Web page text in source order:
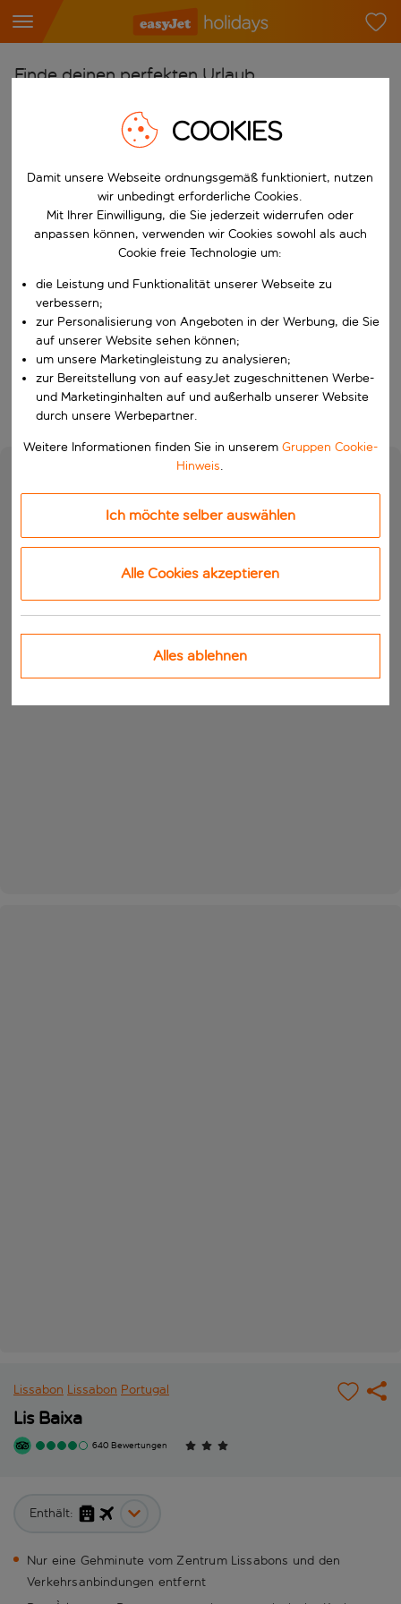
Finde deinen perfekten Urlaub
Beginne mit der Eingabe für die automatische
Flughafen wählen
Beginne mit der Eingabe für die automatische
Reiseziel wählen
Nach
Wähle ein Ab- und Rückflugdatum aus.
Reisezeitraum wählen
Wann
Wer
Suchen
Lissabon Lissabon Portugal
Lis Baixa
640 Bewertungen
Enthält:
Nur eine Gehminute vom Zentrum Lissabons und den
Verkehrsanbindungen entfernt
COOKIES
Damit unsere Webseite ordnungsgemäß funktioniert, nutzen
wir unbedingt erforderliche Cookies.
Mit Ihrer Einwilligung, die Sie jederzeit widerrufen oder
anpassen können, verwenden wir Cookies sowohl als auch
Cookie freie Technologie um:
die Leistung und Funktionalität unserer Webseite zu
verbessern;
zur Personalisierung von Angeboten in der Werbung, die Sie
auf unserer Website sehen können;
um unsere Marketingleistung zu analysieren;
zur Bereitstellung von auf easyJet zugeschnittenen Werbe-
und Marketinginhalten auf und außerhalb unserer Website
durch unsere Werbepartner.
Weitere Informationen finden Sie in unserem Gruppen Cookie-
Hinweis.
Ich möchte selber auswählen
Alle Cookies akzeptieren
Alles ablehnen